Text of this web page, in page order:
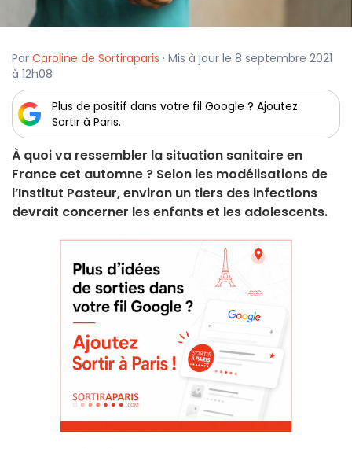
Par Caroline de Sortiraparis · Mis à jour le 8 septembre 2021
à 12h08
Plus de positif dans votre fil Google ? Ajoutez
Sortir à Paris.
À quoi va ressembler la situation sanitaire en
France cet automne ? Selon les modélisations de
l’Institut Pasteur, environ un tiers des infections
devrait concerner les enfants et les adolescents.